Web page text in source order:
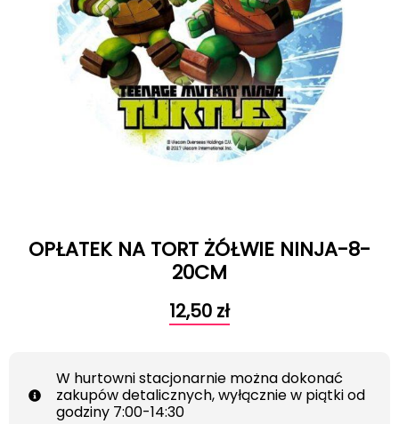
OPŁATEK NA TORT ŻÓŁWIE NINJA-8-
20CM
12,50 zł
W hurtowni stacjonarnie można dokonać
zakupów detalicznych, wyłącznie w piątki od
godziny 7:00-14:30